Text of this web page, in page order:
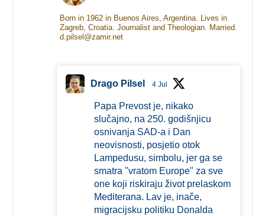
Born in 1962 in Buenos Aires, Argentina. Lives in
Zagreb, Croatia. Journalist and Theologian. Married.
d.pilsel@zamir.net
Drago Pilsel 4 Jul
Papa Prevost je, nikako
slučajno, na 250. godišnjicu
osnivanja SAD-a i Dan
neovisnosti, posjetio otok
Lampedusu, simbolu, jer ga se
smatra "vratom Europe" za sve
one koji riskiraju život prelaskom
Mediterana. Lav je, inače,
migracijsku politiku Donalda